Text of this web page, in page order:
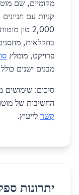
קניות עם
2,000
בחקלאות,
פרויקט, מומלץ
מבנים ישנים
סיכום: שימושים
החשיבות של
קשר לייעוץ.
יתרונות